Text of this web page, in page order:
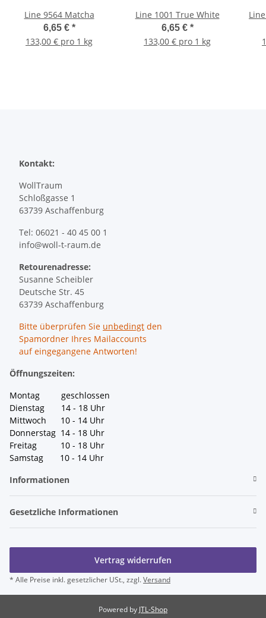
Line 9564 Matcha
6,65 € *
133,00 € pro 1 kg
Line 1001 True White
6,65 € *
133,00 € pro 1 kg
Kontakt:
WollTraum
Schloßgasse 1
63739 Aschaffenburg
Tel: 06021 - 40 45 00 1
info@woll-t-raum.de
Retourenadresse:
Susanne Scheibler
Deutsche Str. 45
63739 Aschaffenburg
Bitte überprüfen Sie unbedingt den
Spamordner Ihres Mailaccounts
auf eingegangene Antworten!
Öffnungszeiten:
Montag geschlossen
Dienstag 14 - 18 Uhr
Mittwoch 10 - 14 Uhr
Donnerstag 14 - 18 Uhr
Freitag 10 - 18 Uhr
Samstag 10 - 14 Uhr
Informationen
Gesetzliche Informationen
Vertrag widerrufen
* Alle Preise inkl. gesetzlicher USt., zzgl.Versand
Powered by JTL-Shop